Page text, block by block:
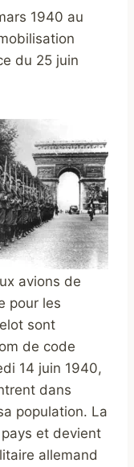
1940 au
du 25 juin
avions de
pour les
sont
de code
14 juin 1940,
dans
population. La
et devient
allemand